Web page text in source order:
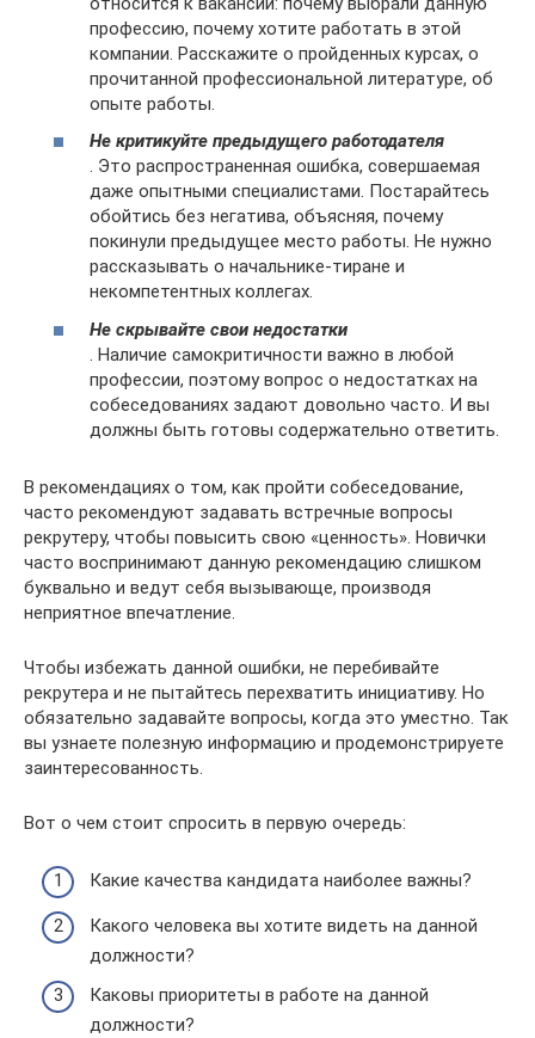
профессию, почему хотите работать в этой
компании. Расскажите о пройденных курсах, о
прочитанной профессиональной литературе, об
опыте работы.
Не критикуйте предыдущего работодателя
. Это распространенная ошибка, совершаемая
даже опытными специалистами. Постарайтесь
обойтись без негатива, объясняя, почему
покинули предыдущее место работы. Не нужно
рассказывать о начальнике-тиране и
некомпетентных коллегах.
Не скрывайте свои недостатки
. Наличие самокритичности важно в любой
профессии, поэтому вопрос о недостатках на
собеседованиях задают довольно часто. И вы
должны быть готовы содержательно ответить.
В рекомендациях о том, как пройти собеседование,
часто рекомендуют задавать встречные вопросы
рекрутеру, чтобы повысить свою «ценность». Новички
часто воспринимают данную рекомендацию слишком
буквально и ведут себя вызывающе, производя
неприятное впечатление.
Чтобы избежать данной ошибки, не перебивайте
рекрутера и не пытайтесь перехватить инициативу. Но
обязательно задавайте вопросы, когда это уместно. Так
вы узнаете полезную информацию и продемонстрируете
заинтересованность.
Вот о чем стоит спросить в первую очередь:
Какие качества кандидата наиболее важны?
Какого человека вы хотите видеть на данной
должности?
Каковы приоритеты в работе на данной
должности?